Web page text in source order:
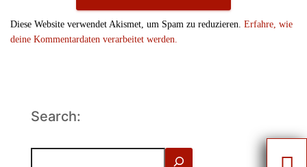
Diese Website verwendet Akismet, um Spam zu reduzieren. Erfahre, wie
deine Kommentardaten verarbeitet werden.
Search: